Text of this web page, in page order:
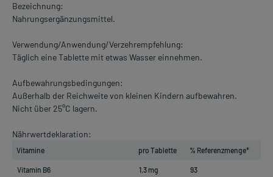
Bezeichnung:
Nahrungsergänzungsmittel.
Verwendung/Anwendung/Verzehrempfehlung:
Täglich eine Tablette mit etwas Wasser einnehmen.
Aufbewahrungsbedingungen:
Außerhalb der Reichweite von kleinen Kindern aufbewahren.
Nicht über 25°C lagern.
Nährwertdeklaration:
Vitamine pro Tablette % Referenzmenge*
Vitamin B6 1,3 mg 93